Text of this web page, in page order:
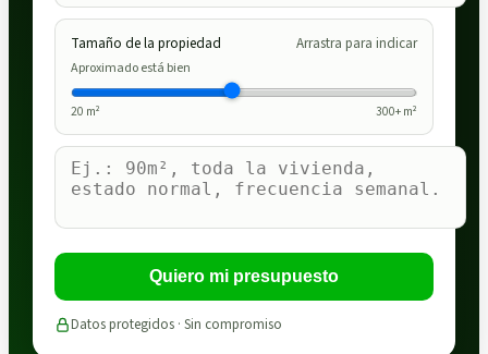
Tamaño de la propiedad Arrastra para indicar
Aproximado está bien
20 m² 300+ m²
Quiero mi presupuesto
Datos protegidos · Sin compromiso